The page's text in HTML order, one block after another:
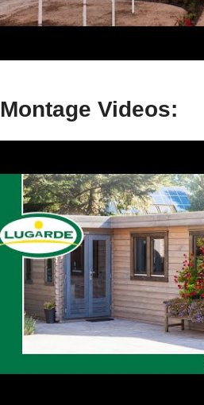
Montage Videos: